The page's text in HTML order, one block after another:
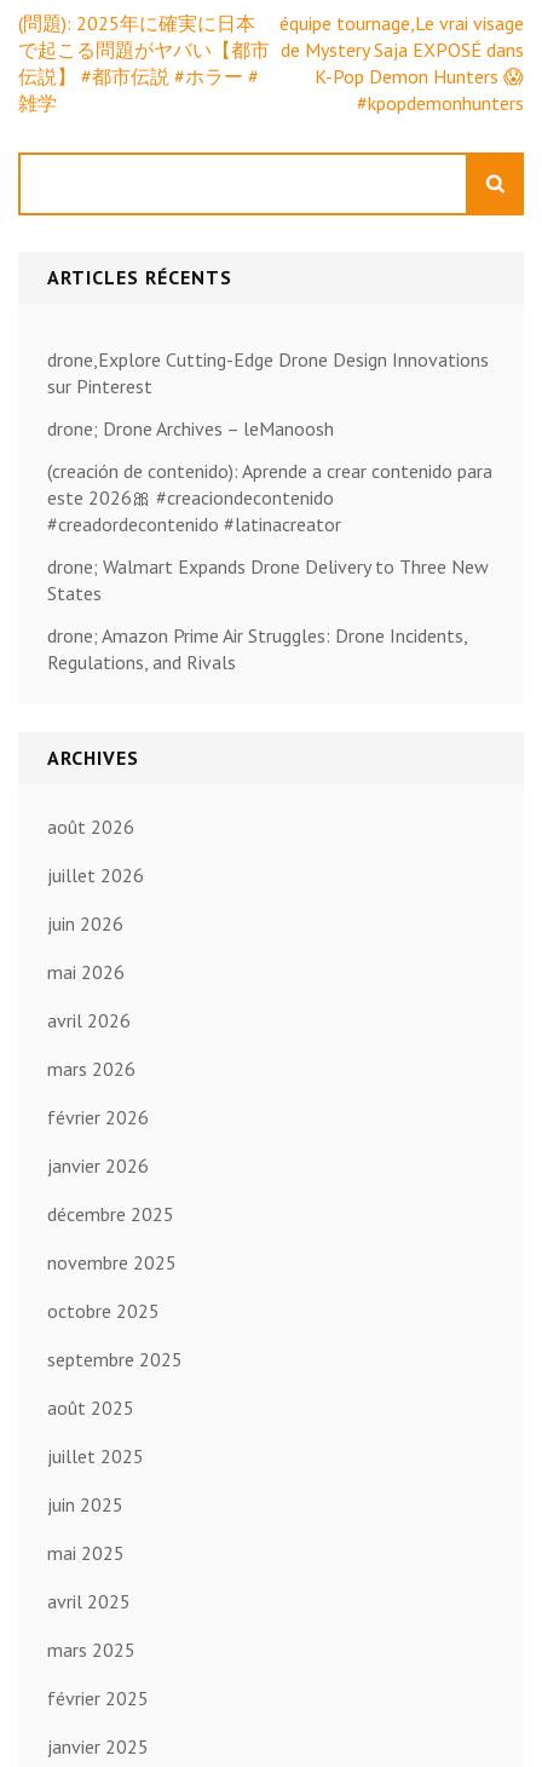
Navigation
de
l’article
(問題): 2025年に確実に日本
で起こる問題がヤバい【都市
伝説】 #都市伝説 #ホラー #
雑学
équipe tournage,Le vrai visage
de Mystery Saja EXPOSÉ dans
K-Pop Demon Hunters 😱
#kpopdemonhunters
ARTICLES RÉCENTS
drone,Explore Cutting-Edge Drone Design Innovations
sur Pinterest
drone; Drone Archives – leManoosh
(creación de contenido): Aprende a crear contenido para
este 2026🎀 #creaciondecontenido
#creadordecontenido #latinacreator
drone; Walmart Expands Drone Delivery to Three New
States
drone; Amazon Prime Air Struggles: Drone Incidents,
Regulations, and Rivals
ARCHIVES
août 2026
juillet 2026
juin 2026
mai 2026
avril 2026
mars 2026
février 2026
janvier 2026
décembre 2025
novembre 2025
octobre 2025
septembre 2025
août 2025
juillet 2025
juin 2025
mai 2025
avril 2025
mars 2025
février 2025
janvier 2025